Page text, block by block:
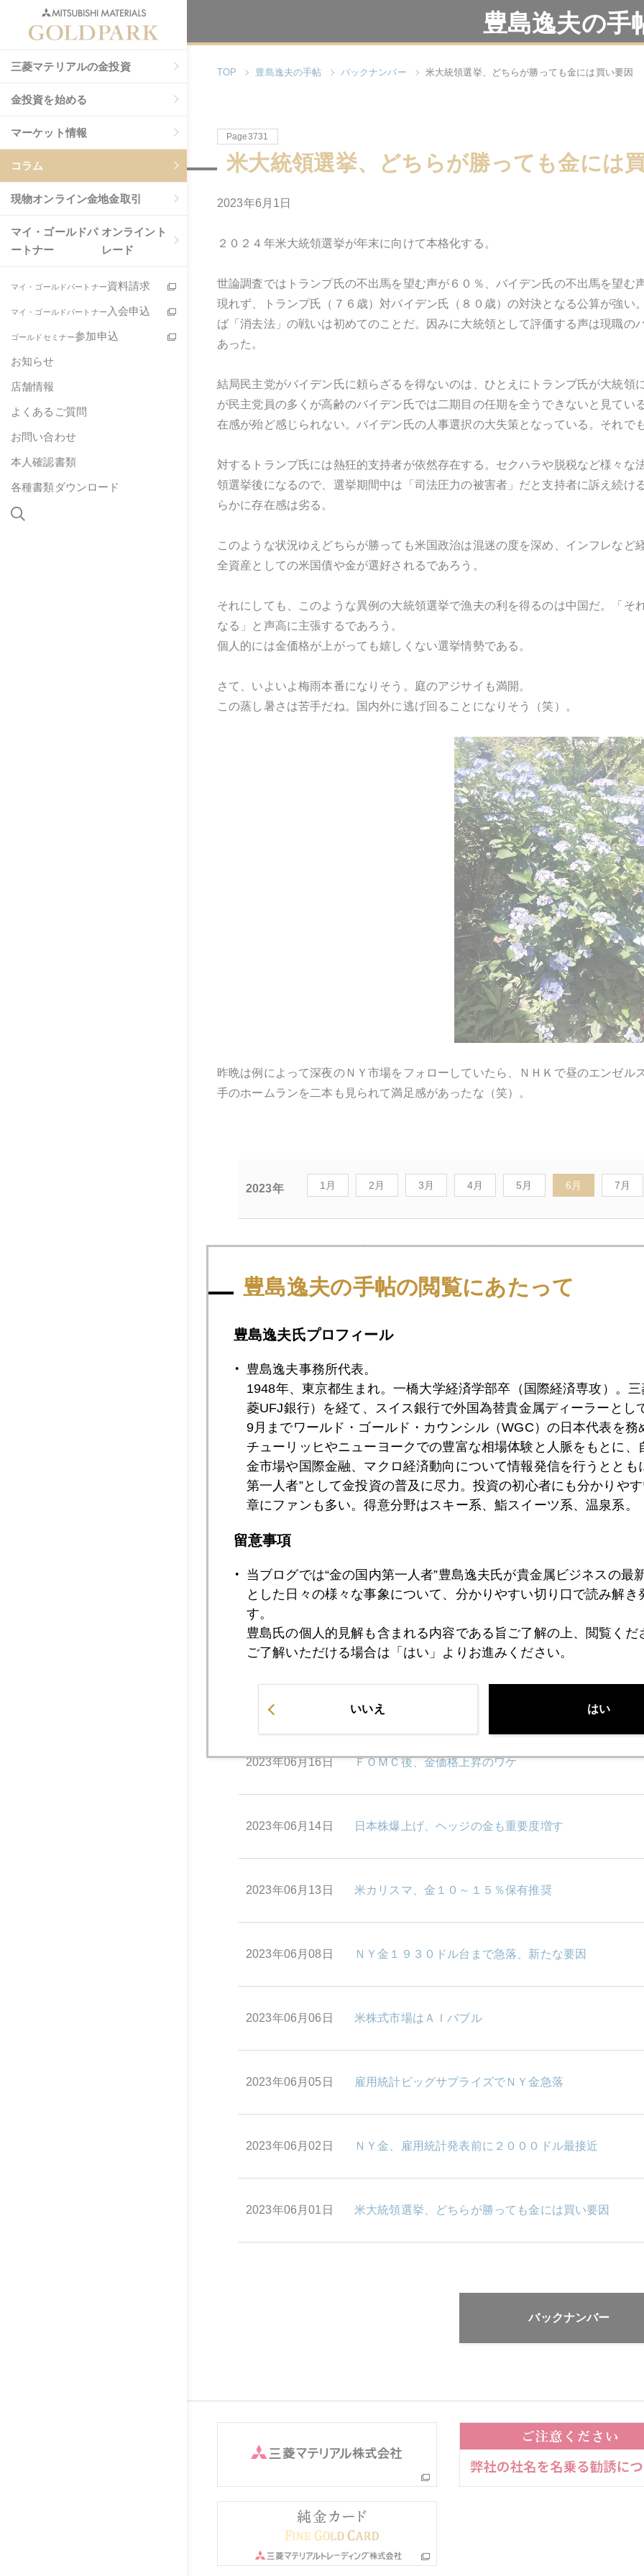
三菱マテリアルの金投資
金投資を始める
マーケット情報
コラム
現物オンライン金地金取引
マイ・ゴールドパ
ートナー
オンライント
レード
マイ・ゴールドパートナー資料請求
マイ・ゴールドパートナー 入会申込
ゴールドセミナー参加申込
お知らせ
店舗情報
よくあるご質問
お問い合わせ
本人確認書類
各種書類ダウンロード
豊島逸夫の手
TOP 豊島逸夫の手帖 バックナンバー 米大統領選挙、どちらが勝っても金には買い要因
Page3731
米大統領選挙、どちらが勝っても金には
2023年6月1日
２０２４年米大統領選挙が年末に向けて本格化する。
世論調査ではトランプ氏の不出馬を望む声が６０％、バイデン氏の不出馬を望む
現れず、トランプ氏（７６歳）対バイデン氏（８０歳）の対決となる公算が強い
ば「消去法」の戦いは初めてのことだ。因みに大統領として評価する声は現職
あった。
結局民主党がバイデン氏に頼らざるを得ないのは、ひとえにトランプ氏が大統領
が民主党員の多くが高齢のバイデン氏では二期目の任期を全うできないと見て
在感が殆ど感じられない。バイデン氏の人事選択の大失策となっている。それで
対するトランプ氏には熱狂的支持者が依然存在する。セクハラや脱税など様々
領選挙後になるので、選挙期間中は「司法圧力の被害者」だと支持者に訴え続け
らかに存在感は劣る。
このような状況ゆえどちらが勝っても米国政治は混迷の度を深め、インフレな
全資産としての米国債や金が選好されるであろう。
それにしても、このような異例の大統領選挙で漁夫の利を得るのは中国だ。「
なる」と声高に主張するであろう。
個人的には金価格が上がっても嬉しくない選挙情勢である。
さて、いよいよ梅雨本番になりそう。庭のアジサイも満開。
この蒸し暑さは苦手だね。国内外に逃げ回ることになりそう（笑）。
昨晩は例によって深夜のＮＹ市場をフォローしていたら、ＮＨＫで昼のエンゼ
手のホームランを二本も見られて満足感があったな（笑）。
2023年 1月 2月 3月 4月 5月 6月 7月
2023年06月30日 プラチナ、じわり値ごろゾーン入り
2023年06月28日 ワグネルの資金源はアフリカ産金か
2023年06月27日 ロシア内乱、有事の金は動かず
2023年06月23日 国際金価格、１９１０ドル台まで急落
2023年06月22日 パウエル氏議会証言の顛末、逆イールドが加速
2023年06月21日 ＮＹ金、急落、焦点はパウエル議会証言に
2023年06月16日 ＦＯＭＣ後、金価格上昇のワケ
2023年06月14日 日本株爆上げ、ヘッジの金も重要度増す
2023年06月13日 米カリスマ、金１０～１５％保有推奨
2023年06月08日 ＮＹ金１９３０ドル台まで急落、新たな要因
2023年06月06日 米株式市場はＡＩバブル
2023年06月05日 雇用統計ビッグサプライズでＮＹ金急落
2023年06月02日 ＮＹ金、雇用統計発表前に２０００ドル最接近
2023年06月01日 米大統領選挙、どちらが勝っても金には買い要因
バックナンバー
豊島逸夫の手帖の閲覧にあたって
豊島逸夫氏プロフィール
豊島逸夫事務所代表。
1948年、東京都生まれ。一橋大学経済学部卒（国際経済専攻）。
菱UFJ銀行）を経て、スイス銀行で外国為替貴金属ディーラーとし
9月までワールド・ゴールド・カウンシル（WGC）の日本代表を務
チューリッヒやニューヨークでの豊富な相場体験と人脈をもとに、
金市場や国際金融、マクロ経済動向について情報発信を行うととも
第一人者”として金投資の普及に尽力。投資の初心者にも分かりや
章にファンも多い。得意分野はスキー系、鮨スイーツ系、温泉系。
留意事項
当ブログでは“金の国内第一人者”豊島逸夫氏が貴金属ビジネスの最
とした日々の様々な事象について、分かりやすい切り口で読み解き
す。
豊島氏の個人的見解も含まれる内容である旨ご了解の上、閲覧くだ
ご了解いただける場合は「はい」よりお進みください。
いいえ はい